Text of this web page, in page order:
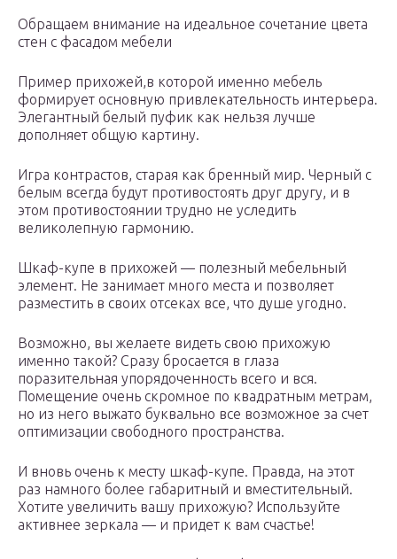
Обращаем внимание на идеальное сочетание цвета
стен с фасадом мебели
Пример прихожей,в которой именно мебель
формирует основную привлекательность интерьера.
Элегантный белый пуфик как нельзя лучше
дополняет общую картину.
Игра контрастов, старая как бренный мир. Черный с
белым всегда будут противостоять друг другу, и в
этом противостоянии трудно не уследить
великолепную гармонию.
Шкаф-купе в прихожей — полезный мебельный
элемент. Не занимает много места и позволяет
разместить в своих отсеках все, что душе угодно.
Возможно, вы желаете видеть свою прихожую
именно такой? Сразу бросается в глаза
поразительная упорядоченность всего и вся.
Помещение очень скромное по квадратным метрам,
но из него выжато буквально все возможное за счет
оптимизации свободного пространства.
И вновь очень к месту шкаф-купе. Правда, на этот
раз намного более габаритный и вместительный.
Хотите увеличить вашу прихожую? Используйте
активнее зеркала — и придет к вам счастье!